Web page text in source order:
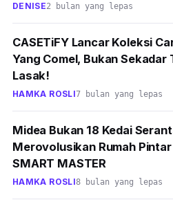
DENISE2 bulan yang lepas
CASETiFY Lancar Koleksi
Yang Comel, Bukan Sekadar
Lasak!
HAMKA ROSLI7 bulan yang lepas
Midea Bukan 18 Kedai
Merovolusikan Rumah
SMART MASTER
HAMKA ROSLI8 bulan yang lepas